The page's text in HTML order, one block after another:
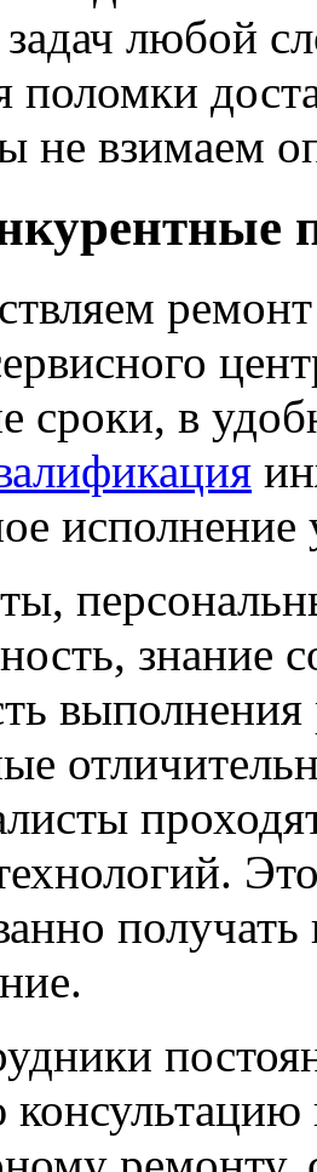
любой
поломки
не взимаем
сроки, в
исполнение
знание